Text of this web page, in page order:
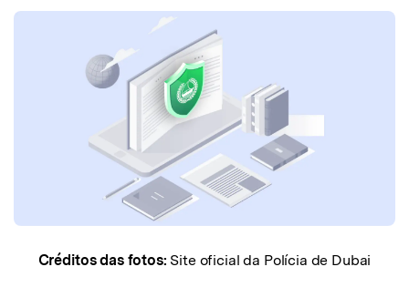
Créditos das fotos: Site oficial da Polícia de Dubai